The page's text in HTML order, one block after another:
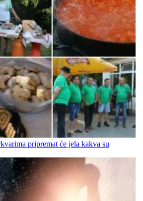
pripremat će jela kakva su